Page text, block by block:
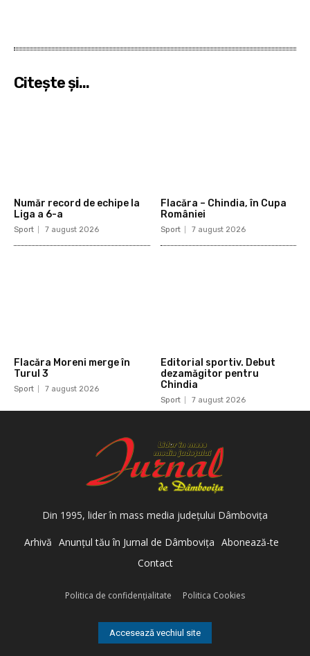
Citeşte şi...
Număr record de echipe la
Liga a 6-a
Sport 7 august 2026
Flacăra – Chindia, în Cupa
României
Sport 7 august 2026
Flacăra Moreni merge în
Turul 3
Sport 7 august 2026
Editorial sportiv. Debut
dezamăgitor pentru
Chindia
Sport 7 august 2026
Din 1995, lider în mass media judeţului Dâmboviţa
Arhivă Anunţul tău în Jurnal de Dâmboviţa Abonează-te
Contact
Politica de confidenţialitate Politica Cookies
Accesează vechiul site